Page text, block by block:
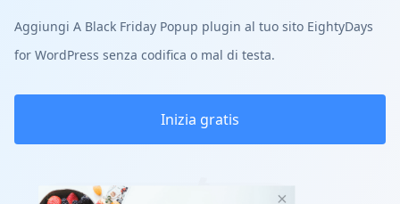
Aggiungi A Black Friday Popup plugin al tuo sito EightyDays
for WordPress senza codifica o mal di testa.
Inizia gratis